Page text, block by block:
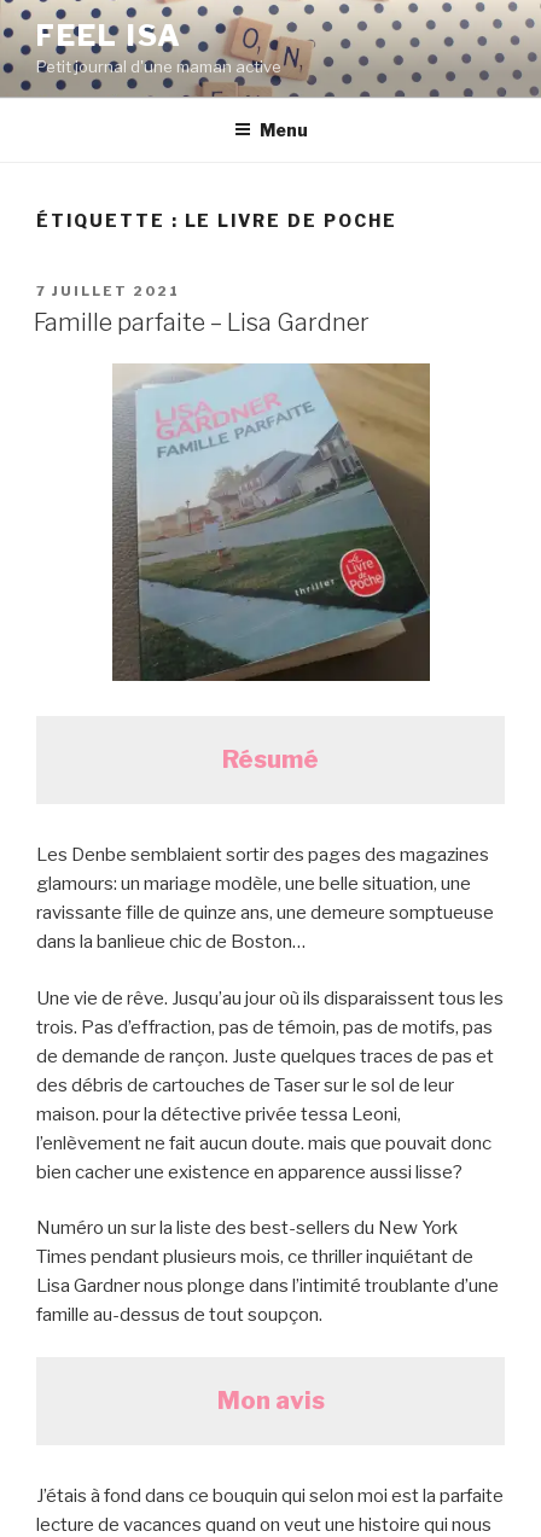
Aller
au
contenu
principal
FEEL ISA
Petit journal d'une maman active
Menu
ÉTIQUETTE : LE LIVRE DE POCHE
PUBLIÉ
LE
7 JUILLET 2021
Famille parfaite – Lisa Gardner
Résumé
Les Denbe semblaient sortir des pages des magazines
glamours: un mariage modèle, une belle situation, une
ravissante fille de quinze ans, une demeure somptueuse
dans la banlieue chic de Boston…
Une vie de rêve. Jusqu’au jour où ils disparaissent tous les
trois. Pas d’effraction, pas de témoin, pas de motifs, pas
de demande de rançon. Juste quelques traces de pas et
des débris de cartouches de Taser sur le sol de leur
maison. pour la détective privée tessa Leoni,
l’enlèvement ne fait aucun doute. mais que pouvait donc
bien cacher une existence en apparence aussi lisse?
Numéro un sur la liste des best-sellers du New York
Times pendant plusieurs mois, ce thriller inquiétant de
Lisa Gardner nous plonge dans l’intimité troublante d’une
famille au-dessus de tout soupçon.
Mon avis
J’étais à fond dans ce bouquin qui selon moi est la parfaite
lecture de vacances quand on veut une histoire qui nous